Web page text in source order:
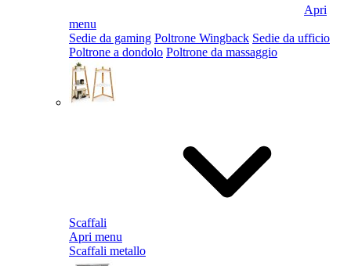
Apri
menu
Sedie da gaming Poltrone Wingback Sedie da ufficio
Poltrone a dondolo Poltrone da massaggio
Scaffali
Apri menu
Scaffali metallo